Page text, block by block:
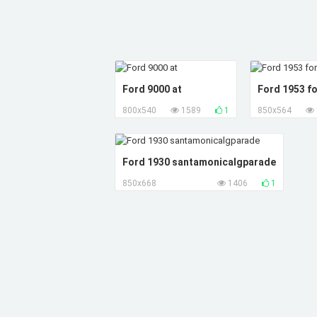
Ford 9000 at
800x540 1
1589
Ford 1953
850x564
Ford 1930 santamonicalgparade
850x668 1
1406